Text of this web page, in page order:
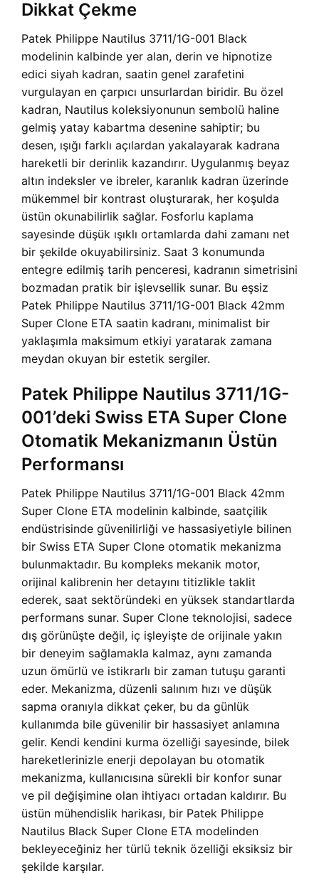
Dikkat Çekme
Patek Philippe Nautilus 3711/1G-001 Black
modelinin kalbinde yer alan, derin ve hipnotize
edici siyah kadran, saatin genel zarafetini
vurgulayan en çarpıcı unsurlardan biridir. Bu özel
kadran, Nautilus koleksiyonunun sembolü haline
gelmiş yatay kabartma desenine sahiptir; bu
desen, ışığı farklı açılardan yakalayarak kadrana
hareketli bir derinlik kazandırır. Uygulanmış beyaz
altın indeksler ve ibreler, karanlık kadran üzerinde
mükemmel bir kontrast oluşturarak, her koşulda
üstün okunabilirlik sağlar. Fosforlu kaplama
sayesinde düşük ışıklı ortamlarda dahi zamanı net
bir şekilde okuyabilirsiniz. Saat 3 konumunda
entegre edilmiş tarih penceresi, kadranın simetrisini
bozmadan pratik bir işlevsellik sunar. Bu eşsiz
Patek Philippe Nautilus 3711/1G-001 Black 42mm
Super Clone ETA saatin kadranı, minimalist bir
yaklaşımla maksimum etkiyi yaratarak zamana
meydan okuyan bir estetik sergiler.
Patek Philippe Nautilus 3711/1G-
001’deki Swiss ETA Super Clone
Otomatik Mekanizmanın Üstün
Performansı
Patek Philippe Nautilus 3711/1G-001 Black 42mm
Super Clone ETA modelinin kalbinde, saatçilik
endüstrisinde güvenilirliği ve hassasiyetiyle bilinen
bir Swiss ETA Super Clone otomatik mekanizma
bulunmaktadır. Bu kompleks mekanik motor,
orijinal kalibrenin her detayını titizlikle taklit
ederek, saat sektöründeki en yüksek standartlarda
performans sunar. Super Clone teknolojisi, sadece
dış görünüşte değil, iç işleyişte de orijinale yakın
bir deneyim sağlamakla kalmaz, aynı zamanda
uzun ömürlü ve istikrarlı bir zaman tutuşu garanti
eder. Mekanizma, düzenli salınım hızı ve düşük
sapma oranıyla dikkat çeker, bu da günlük
kullanımda bile güvenilir bir hassasiyet anlamına
gelir. Kendi kendini kurma özelliği sayesinde, bilek
hareketlerinizle enerji depolayan bu otomatik
mekanizma, kullanıcısına sürekli bir konfor sunar
ve pil değişimine olan ihtiyacı ortadan kaldırır. Bu
üstün mühendislik harikası, bir Patek Philippe
Nautilus Black Super Clone ETA modelinden
bekleyeceğiniz her türlü teknik özelliği eksiksiz bir
şekilde karşılar.